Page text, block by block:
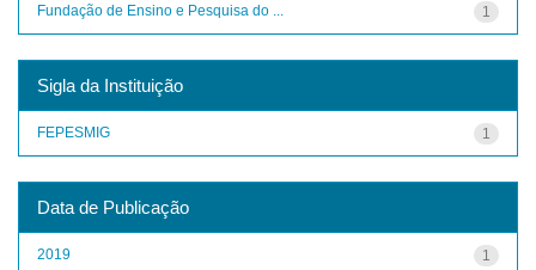
1
Fundação de Ensino e Pesquisa do ...
Sigla da Instituição
1
FEPESMIG
Data de Publicação
1
2019